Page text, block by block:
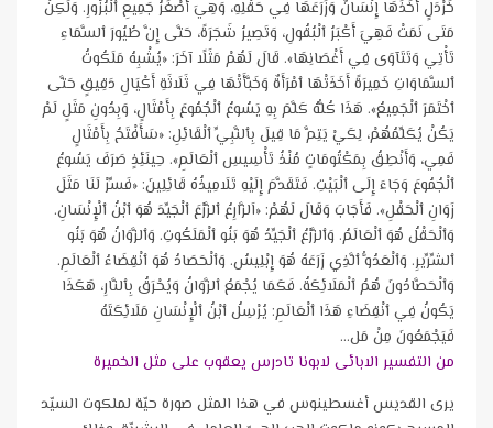
خَرْدَلٍ أَخَذَهَا إِنْسَانٌ وَزَرَعَهَا فِي حَقْلِهِ، وَهِيَ أَصْغَرُ جَمِيعِ ٱلْبُزُورِ. وَلَكِنْ
مَتَى نَمَتْ فَهِيَ أَكْبَرُ ٱلْبُقُولِ، وَتَصِيرُ شَجَرَةً، حَتَّى إِنَّ طُيُورَ ٱلسَّمَاءِ
تَأْتِي وَتَتَآوَى فِي أَغْصَانِهَا». قَالَ لَهُمْ مَثَلًا آخَرَ: «يُشْبِهُ مَلَكُوتُ
ٱلسَّمَاوَاتِ خَمِيرَةً أَخَذَتْهَا ٱمْرَأَةٌ وَخَبَّأَتْهَا فِي ثَلَاثَةِ أَكْيَالِ دَقِيقٍ حَتَّى
ٱخْتَمَرَ ٱلْجَمِيعُ». هَذَا كُلُّهُ كَلَّمَ بِهِ يَسُوعُ ٱلْجُمُوعَ بِأَمْثَالٍ، وَبِدُونِ مَثَلٍ لَمْ
يَكُنْ يُكَلِّمُهُمْ، لِكَيْ يَتِمَّ مَا قِيلَ بِٱلنَّبِيِّ ٱلْقَائِلِ: «سَأَفْتَحُ بِأَمْثَالٍ
فَمِي، وَأَنْطِقُ بِمَكْتُومَاتٍ مُنْذُ تَأْسِيسِ ٱلْعَالَمِ». حِينَئِذٍ صَرَفَ يَسُوعُ
ٱلْجُمُوعَ وَجَاءَ إِلَى ٱلْبَيْتِ. فَتَقَدَّمَ إِلَيْهِ تَلَامِيذُهُ قَائِلِينَ: «فَسِّرْ لَنَا مَثَلَ
زَوَانِ ٱلْحَقْلِ». فَأَجَابَ وَقَالَ لَهُمْ: «اَلزَّارِعُ ٱلزَّرْعَ ٱلْجَيِّدَ هُوَ ٱبْنُ ٱلْإِنْسَانِ.
وَٱلْحَقْلُ هُوَ ٱلْعَالَمُ. وَٱلزَّرْعُ ٱلْجَيِّدُ هُوَ بَنُو ٱلْمَلَكُوتِ. وَٱلزَّوَانُ هُوَ بَنُو
ٱلشِّرِّيرِ. وَٱلْعَدُوُّ ٱلَّذِي زَرَعَهُ هُوَ إِبْلِيسُ. وَٱلْحَصَادُ هُوَ ٱنْقِضَاءُ ٱلْعَالَمِ.
وَٱلْحَصَّادُونَ هُمُ ٱلْمَلَائِكَةُ. فَكَمَا يُجْمَعُ ٱلزَّوَانُ وَيُحْرَقُ بِٱلنَّارِ، هَكَذَا
يَكُونُ فِي ٱنْقِضَاءِ هَذَا ٱلْعَالَمِ: يُرْسِلُ ٱبْنُ ٱلْإِنْسَانِ مَلَائِكَتَهُ
فَيَجْمَعُونَ مِنْ مَل…
من التفسير الابائى لابونا تادرس يعقوب على مثل الخميرة
يرى القديس أغسطينوس في هذا المثل صورة حيّة لملكوت السيّد